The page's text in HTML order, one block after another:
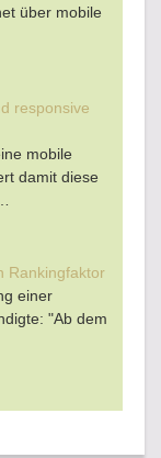
über mobile
responsive
mobile
damit diese
Rankingfaktor
einer
"Ab dem